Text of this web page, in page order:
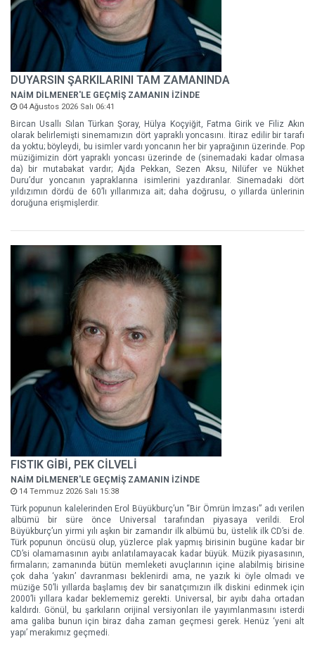
DUYARSIN ŞARKILARINI TAM ZAMANINDA
NAİM DİLMENER'LE GEÇMİŞ ZAMANIN İZİNDE
04 Ağustos 2026 Salı 06:41
Bircan Usallı Sılan Türkan Şoray, Hülya Koçyiğit, Fatma Girik ve Filiz Akın
olarak belirlemişti sinemamızın dört yapraklı yoncasını. İtiraz edilir bir tarafı
da yoktu; böyleydi, bu isimler vardı yoncanın her bir yaprağının üzerinde. Pop
müziğimizin dört yapraklı yoncası üzerinde de (sinemadaki kadar olmasa
da) bir mutabakat vardır; Ajda Pekkan, Sezen Aksu, Nilüfer ve Nükhet
Duru’dur yoncanın yapraklarına isimlerini yazdıranlar. Sinemadaki dört
yıldızımın dördü de 60’lı yıllarımıza ait; daha doğrusu, o yıllarda ünlerinin
doruğuna erişmişlerdir.
FISTIK GİBİ, PEK CİLVELİ
NAİM DİLMENER'LE GEÇMİŞ ZAMANIN İZİNDE
14 Temmuz 2026 Salı 15:38
Türk popunun kalelerinden Erol Büyükburç’un “Bir Ömrün İmzası” adı verilen
albümü bir süre önce Universal tarafından piyasaya verildi. Erol
Büyükburç’un yirmi yılı aşkın bir zamandır ilk albümü bu, üstelik ilk CD’si de.
Türk popunun öncüsü olup, yüzlerce plak yapmış birisinin bugüne kadar bir
CD’si olamamasının ayıbı anlatılamayacak kadar büyük. Müzik piyasasının,
firmaların; zamanında bütün memleketi avuçlarının içine alabilmiş birisine
çok daha ‘yakın’ davranması beklenirdi ama, ne yazık ki öyle olmadı ve
müziğe 50’li yıllarda başlamış dev bir sanatçımızın ilk diskini edinmek için
2000’li yıllara kadar beklememiz gerekti. Universal, bir ayıbı daha ortadan
kaldırdı. Gönül, bu şarkıların orijinal versiyonları ile yayımlanmasını isterdi
ama galiba bunun için biraz daha zaman geçmesi gerek. Henüz ‘yeni alt
yapı’ merakımız geçmedi.